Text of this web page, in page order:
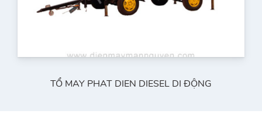
TỔ MAY PHAT DIEN DIESEL DI ĐỘNG